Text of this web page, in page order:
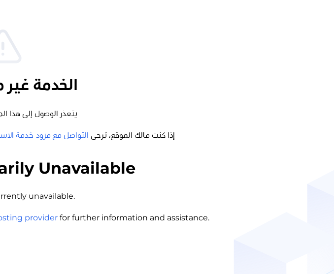
الخدمة غير
يتعذر الوصول إلى هذا
إذا كنت مالك الموقع، يُرجى التواصل مع مزود خدمة
Unavailable
unavailable.
provider for further information and assistance.